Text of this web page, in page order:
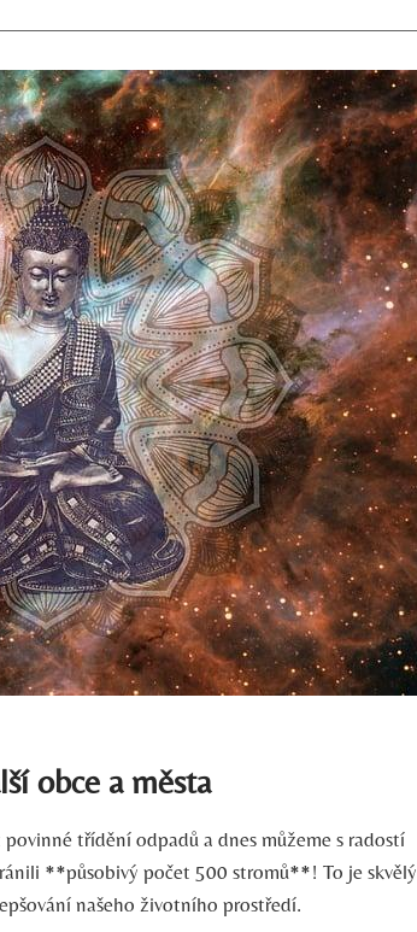
obce a města
třídění odpadů a dnes můžeme s radostí
**působivý počet 500 stromů**! To je skvělý
našeho životního prostředí.